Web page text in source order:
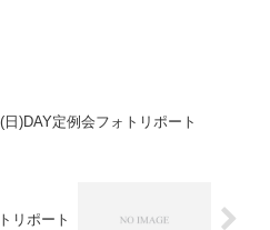
日)DAY定例会フォトリポート
リポート